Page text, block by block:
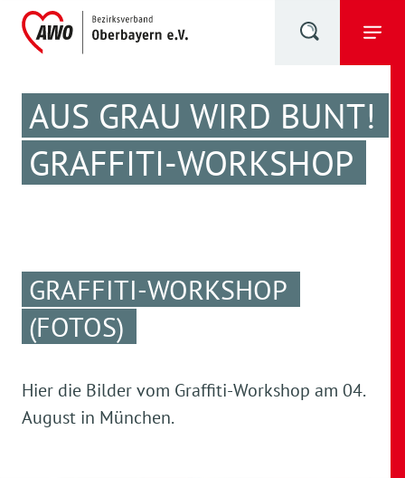
AUS GRAU WIRD BUNT!
GRAFFITI-WORKSHOP
GRAFFITI-WORKSHOP
(FOTOS)
Hier die Bilder vom Graffiti-Workshop am 04.
August in München.